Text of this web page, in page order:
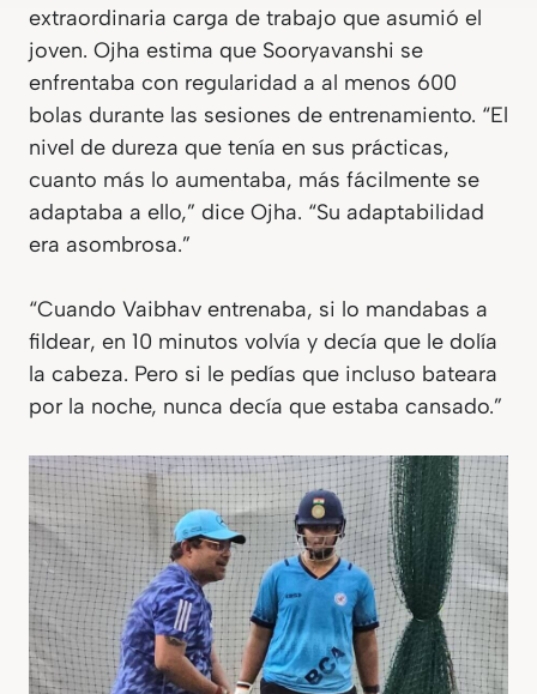
extraordinaria carga de trabajo que asumió el
joven. Ojha estima que Sooryavanshi se
enfrentaba con regularidad a al menos 600
bolas durante las sesiones de entrenamiento. “El
nivel de dureza que tenía en sus prácticas,
cuanto más lo aumentaba, más fácilmente se
adaptaba a ello,” dice Ojha. “Su adaptabilidad
era asombrosa.”
“Cuando Vaibhav entrenaba, si lo mandabas a
fildear, en 10 minutos volvía y decía que le dolía
la cabeza. Pero si le pedías que incluso bateara
por la noche, nunca decía que estaba cansado.”